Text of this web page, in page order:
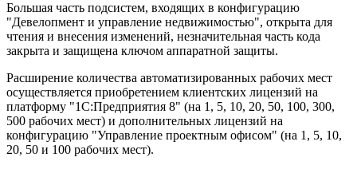
Большая часть подсистем, входящих в конфигурацию
"Девелопмент и управление недвижимостью", открыта для
чтения и внесения изменений, незначительная часть кода
закрыта и защищена ключом аппаратной защиты.
Расширение количества автоматизированных рабочих мест
осуществляется приобретением клиентских лицензий на
платформу "1С:Предприятия 8" (на 1, 5, 10, 20, 50, 100, 300,
500 рабочих мест) и дополнительных лицензий на
конфигурацию "Управление проектным офисом" (на 1, 5, 10,
20, 50 и 100 рабочих мест).